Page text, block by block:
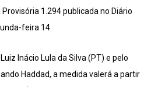
1.294 publicada no Diário
feira 14.
Inácio Lula da Silva (PT) e pelo
Haddad, a medida valerá a partir